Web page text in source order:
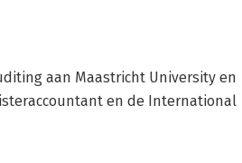
aan Maastricht University en
en de International